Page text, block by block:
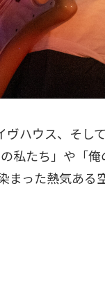
ハウス、そし
私たち」や「
まった熱気あ